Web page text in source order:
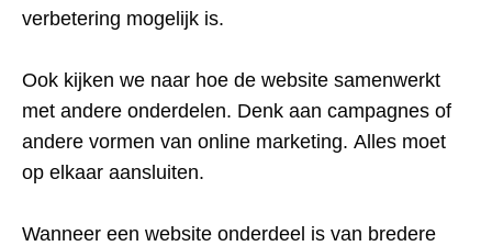
verbetering mogelijk is.
Ook kijken we naar hoe de website samenwerkt
met andere onderdelen. Denk aan campagnes of
andere vormen van online marketing. Alles moet
op elkaar aansluiten.
Wanneer een website onderdeel is van bredere